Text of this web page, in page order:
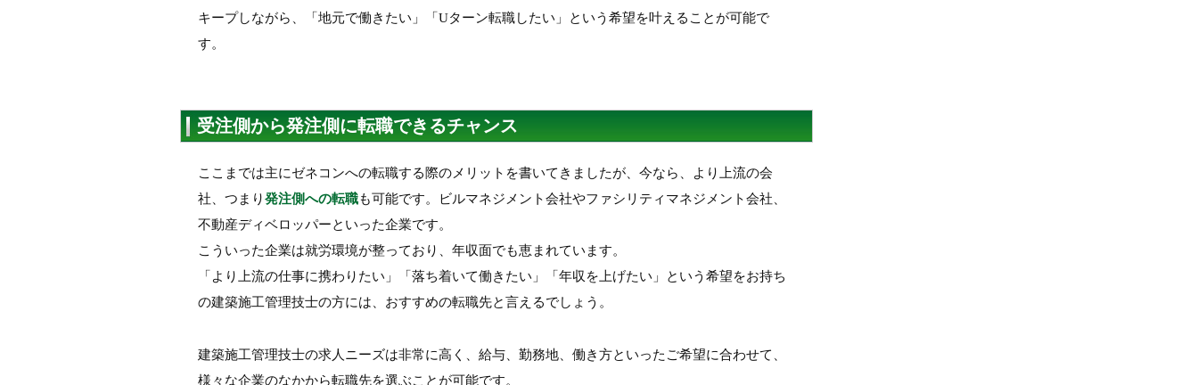
キープしながら、「地元で働きたい」「Uターン転職したい」という希望を叶えることが可能で
す。
受注側から発注側に転職できるチャンス
ここまでは主にゼネコンへの転職する際のメリットを書いてきましたが、今なら、より上流の会
社、つまり発注側への転職も可能です。ビルマネジメント会社やファシリティマネジメント会社、
不動産ディベロッパーといった企業です。
こういった企業は就労環境が整っており、年収面でも恵まれています。
「より上流の仕事に携わりたい」「落ち着いて働きたい」「年収を上げたい」という希望をお持ち
の建築施工管理技士の方には、おすすめの転職先と言えるでしょう。
建築施工管理技士の求人ニーズは非常に高く、給与、勤務地、働き方といったご希望に合わせて、
様々な企業のなかから転職先を選ぶことが可能です。